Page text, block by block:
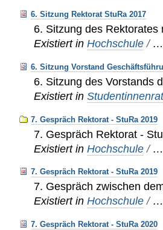
6. Sitzung Rektorat StuRa 2017
6. Sitzung des
Existiert in Hochschule /
6. Sitzung Vorstand
6. Sitzung des Vorstands
Existiert in
7. Gespräch Rektorat - StuRa 2019
7. Gespräch Rektorat -
Existiert in Hochschule /
7. Gespräch Rektorat - StuRa 2019
7. Gespräch zwischen
Existiert in Hochschule /
7. Gespräch Rektorat - StuRa 2020